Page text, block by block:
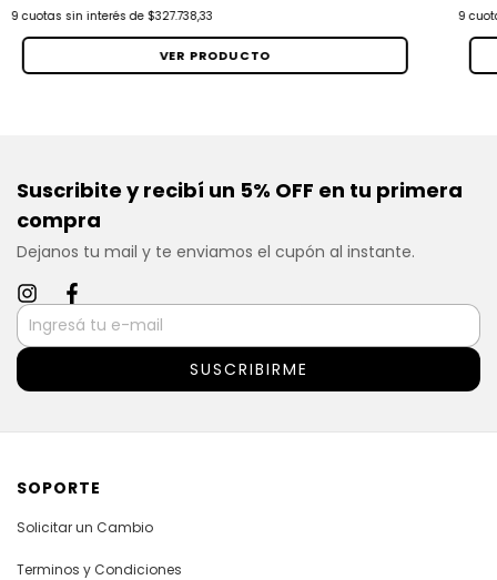
9 cuotas sin interés de $327.738,33
VER PRODUCTO
9
Suscribite y recibí un 5% OFF en tu primera
compra
Dejanos tu mail y te enviamos el cupón al instante.
SOPORTE
Solicitar un Cambio
Terminos y Condiciones